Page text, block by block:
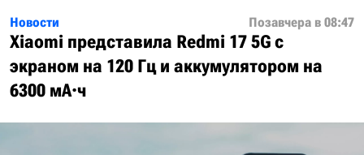
Новости Позавчера в 08:47
Xiaomi представила Redmi 17 5G с
экраном на 120 Гц и аккумулятором на
6300 мА·ч